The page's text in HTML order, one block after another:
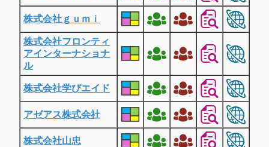
株式会社ｇｕｍｉ
株式会社フロンティ
アインターナショナ
ル
株式会社学びエイド
アゼアス株式会社
株式会社山忠